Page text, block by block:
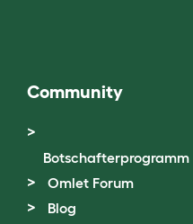
Community
Botschafterprogramm
Omlet Forum
Blog